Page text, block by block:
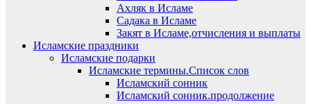
Ахляк в Исламе
Садака в Исламе
Закят в Исламе,отчисления и выплаты
Исламские праздники
Исламские подарки
Исламские термины.Список слов
Исламский сонник
Исламский сонник.продолжение